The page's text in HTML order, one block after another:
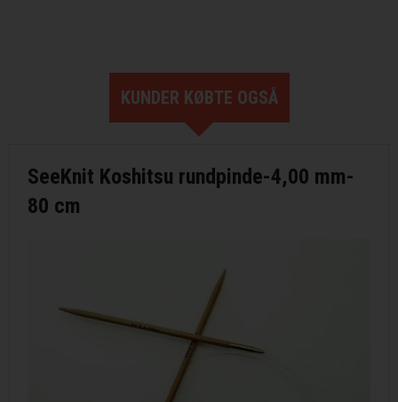
KUNDER KØBTE OGSÅ
SeeKnit Koshitsu rundpinde-4,00 mm-
80 cm